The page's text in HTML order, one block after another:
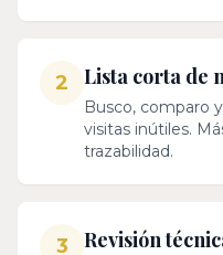
2 Lista corta de
Busco, comparo
visitas inútiles.
trazabilidad.
3 Revisión